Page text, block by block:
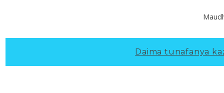
Daima tunafanya